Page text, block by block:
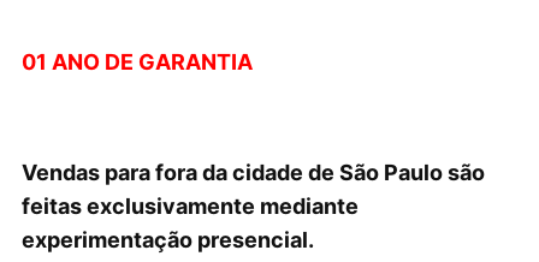
01 ANO DE GARANTIA
Vendas para fora da cidade de São Paulo são
feitas exclusivamente mediante
experimentação presencial.